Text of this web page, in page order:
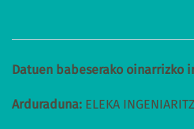
Datuen babeserako oinarrizko
Arduraduna: ELEKA